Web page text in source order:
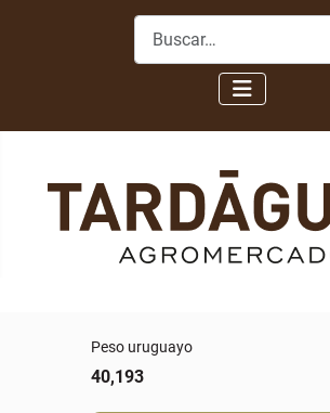
Buscar
Peso uruguayo
40,193